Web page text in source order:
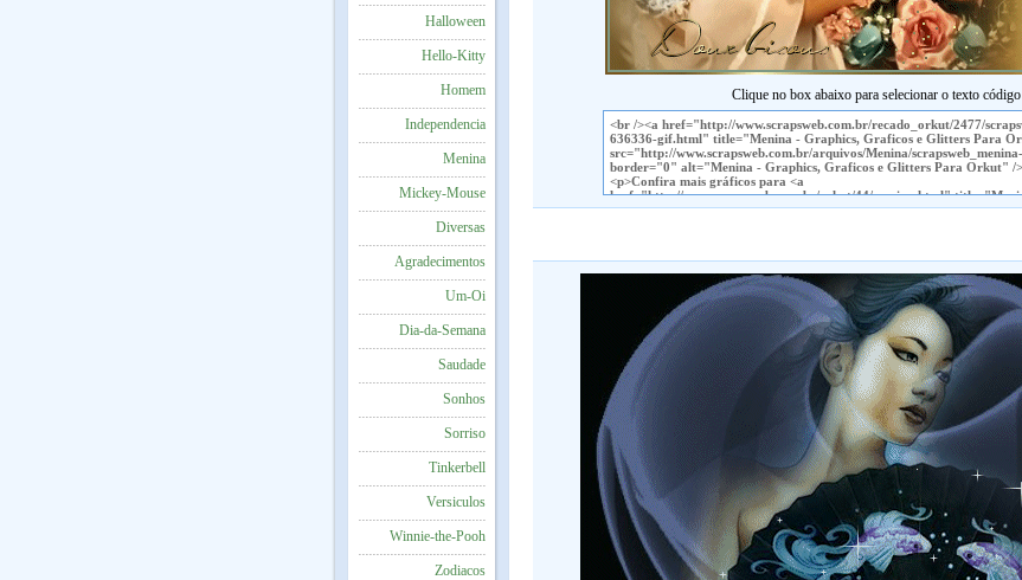
Halloween
Hello-Kitty
Homem
Independencia
Menina
Mickey-Mouse
Diversas
Agradecimentos
Um-Oi
Dia-da-Semana
Saudade
Sonhos
Sorriso
Tinkerbell
Versiculos
Winnie-the-Pooh
Zodiacos
Clique no box abaixo para selecionar o texto código